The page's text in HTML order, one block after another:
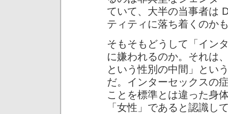
ていて、大半の当事者は
ティティに落ち着くのか
そもそもどうして「イン
に嫌われるのか。それは
という性別の中間」とい
だ。インターセックスの
ことを標準とは違った身
「女性」であると認識し